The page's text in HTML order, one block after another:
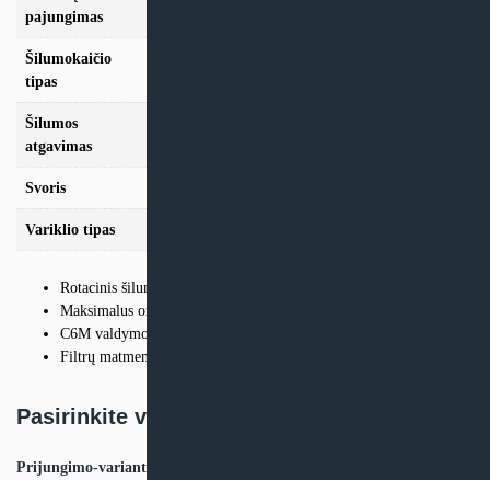
pajungimas
Šilumokaičio
tipas
Šilumos
atgavimas
Svoris
Variklio tipas
Rotacinis šilumokaitis
Maksimalus oro srautas – 669 m3/h.
C6M valdymo automatika
Filtrų matmenys – 515x240x46mm
Pasirinkite variantą:
Prijungimo-variantas